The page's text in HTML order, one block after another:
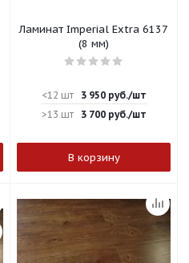
Ламинат Imperial Extra 6137
(8 мм)
<12 шт 3 950руб./шт
>13 шт
3 700руб./шт
В корзину